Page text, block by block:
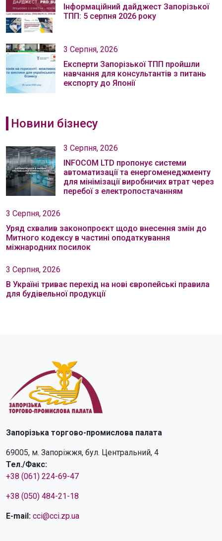
Інформаційний дайджест Запорізької
ТПП: 5 серпня 2026 року
3 Серпня, 2026
Експерти Запорізької ТПП пройшли
навчання для консультантів з питань
експорту до Японії
Новини бізнесу
3 Серпня, 2026
INFOCOM LTD пропонує системи
автоматизації та енергоменеджменту
для мінімізації виробничих втрат через
перебої з електропостачанням
3 Серпня, 2026
Уряд схвалив законопроєкт щодо внесення змін до
Митного кодексу в частині оподаткування
міжнародних посилок
3 Серпня, 2026
В Україні триває перехід на нові європейські правила
для будівельної продукції
Запорізька торгово-промислова палата
69005, м. Запоріжжя, бул. Центральний, 4
Тел./Факс:
+38 (061) 224-69-47
+38 (050) 484-21-18
E-mail: cci@cci.zp.ua